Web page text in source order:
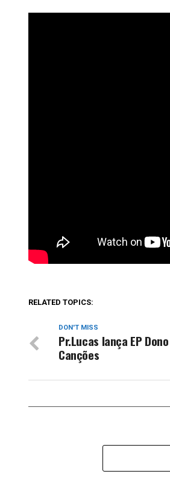
RELATED TOPICS:
DON'T MISS
Pr.Lucas lança EP
Canções